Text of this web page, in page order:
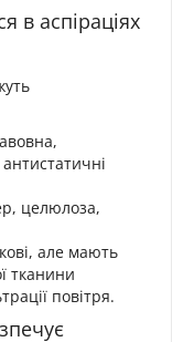
в аспіраціях
целюлоза,
але мають
тканини
повітря.